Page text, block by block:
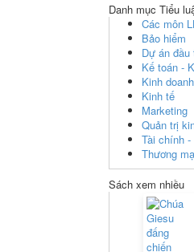
Danh mục Tiểu
Các môn
Bảo hiểm
Dự án đầu
Kế toán -
Kinh
Kinh tế
Marketing
Quản trị
Tài chính -
Thương
Sách xem nhiều